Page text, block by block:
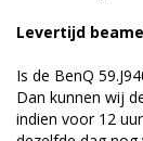
Levertijd
Is de BenQ
Dan kunnen wij
indien voor 12